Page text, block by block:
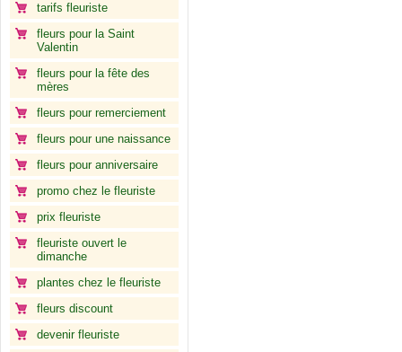
tarifs fleuriste
fleurs pour la Saint
Valentin
fleurs pour la fête des
mères
fleurs pour remerciement
fleurs pour une naissance
fleurs pour anniversaire
promo chez le fleuriste
prix fleuriste
fleuriste ouvert le
dimanche
plantes chez le fleuriste
fleurs discount
devenir fleuriste